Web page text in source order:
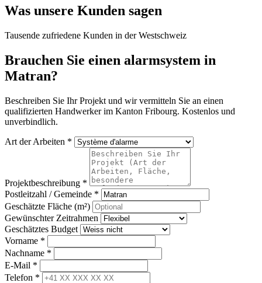
Was unsere Kunden sagen
Tausende zufriedene Kunden in der Westschweiz
Brauchen Sie einen alarmsystem in
Matran?
Beschreiben Sie Ihr Projekt und wir vermitteln Sie an einen
qualifizierten Handwerker im Kanton Fribourg. Kostenlos und
unverbindlich.
Art der Arbeiten *
Projektbeschreibung *
Postleitzahl / Gemeinde *
Geschätzte Fläche (m²)
Gewünschter Zeitrahmen
Geschätztes Budget
Vorname *
Nachname *
E-Mail *
Telefon *